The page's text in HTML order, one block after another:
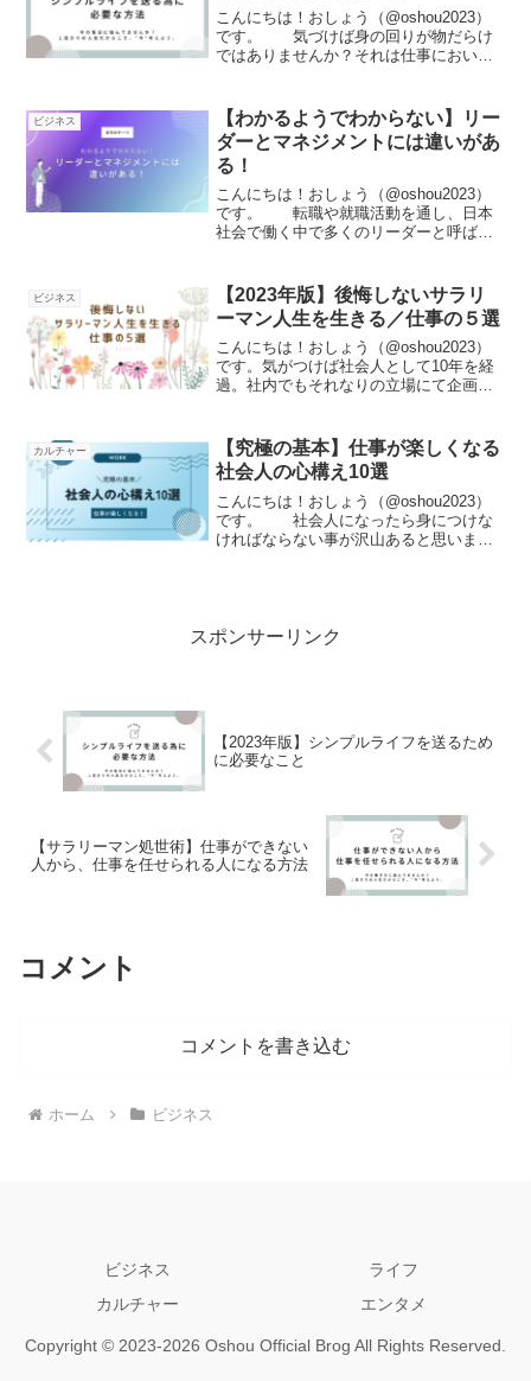
こんにちは！おしょう（@oshou2023）
です。 気づけば身の回りが物だらけ
ではありませんか？それは仕事において
レスであるモノです。そんな中、近年よ
く耳にする「ミニ...
ビジネス
【わかるようでわからない】リー
ダーとマネジメントには違いがあ
る！
こんにちは！おしょう（@oshou2023）
です。 転職や就職活動を通し、日本
社会で働く中で多くのリーダーと呼ばれ
があると思います。一報、いきなり言わ
れても何をすれば...
ビジネス
【2023年版】後悔しないサラリ
ーマン人生を生きる／仕事の５選
こんにちは！おしょう（@oshou2023）
です。気がつけば社会人として10年を経
過。社内でもそれなりの立場にて企画立
間もない中、今この記事を目に留めて頂
いた方の3分を...
カルチャー
【究極の基本】仕事が楽しくなる
社会人の心構え10選
こんにちは！おしょう（@oshou2023）
です。 社会人になったら身につけな
ければならない事が沢山あると思いま
スポンサーリンク
【2023年版】シンプルライフを送るため
に必要なこと
【サラリーマン処世術】仕事ができない
人から、仕事を任せられる人になる方法
コメント
コメントを書き込む
ホーム ビジネス
ビジネス
ライフ
カルチャー
エンタメ
Copyright © 2023-2026 Oshou Official Brog All Rights Reserved.